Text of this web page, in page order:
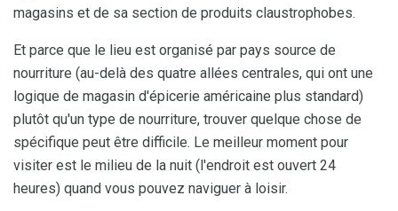
magasins et de sa section de produits claustrophobes.
Et parce que le lieu est organisé par pays source de
nourriture (au-delà des quatre allées centrales, qui ont une
logique de magasin d'épicerie américaine plus standard)
plutôt qu'un type de nourriture, trouver quelque chose de
spécifique peut être difficile. Le meilleur moment pour
visiter est le milieu de la nuit (l'endroit est ouvert 24
heures) quand vous pouvez naviguer à loisir.